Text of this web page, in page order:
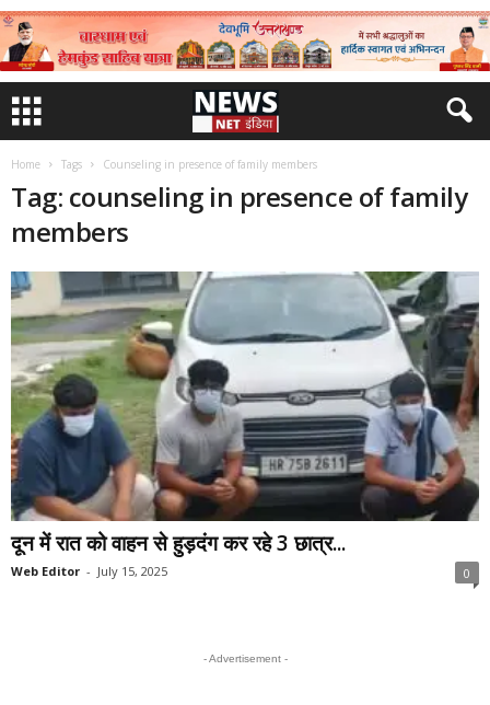
Home Tags Counseling in presence of family members
Tag: counseling in presence of family
members
दून में रात को वाहन से हुड़दंग कर रहे 3 छात्र...
Web Editor - July 15, 2025 0
- Advertisement -